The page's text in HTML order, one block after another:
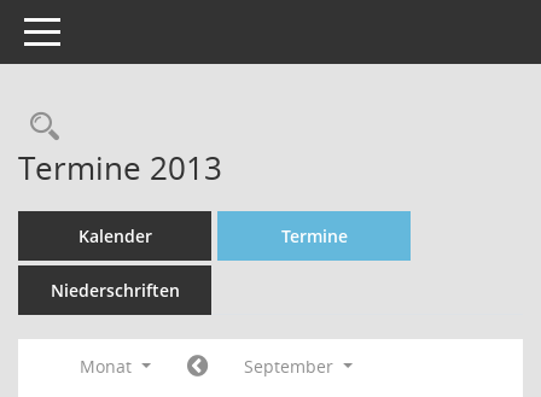
Toggle navigation
Rechercheauswahl
Termine 2013
Kalender Termine
Niederschriften
Monat
September